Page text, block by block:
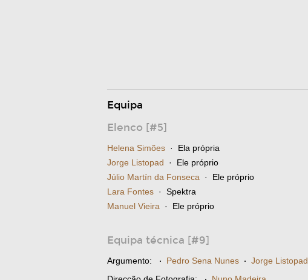
Equipa
Elenco [#5]
Helena Simões · Ela própria
Jorge Listopad · Ele próprio
Júlio Martín da Fonseca · Ele próprio
Lara Fontes · Spektra
Manuel Vieira · Ele próprio
Equipa técnica [#9]
Argumento: · Pedro Sena Nunes · Jorge Listopad